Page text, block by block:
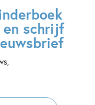
schrijf